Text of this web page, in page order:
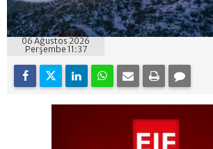
06 Ağustos 2026
Perşembe 11:37